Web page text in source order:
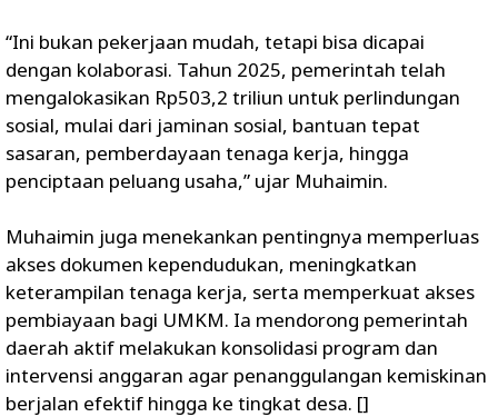
“Ini bukan pekerjaan mudah, tetapi bisa dicapai
dengan kolaborasi. Tahun 2025, pemerintah telah
mengalokasikan Rp503,2 triliun untuk perlindungan
sosial, mulai dari jaminan sosial, bantuan tepat
sasaran, pemberdayaan tenaga kerja, hingga
penciptaan peluang usaha,” ujar Muhaimin.
Muhaimin juga menekankan pentingnya memperluas
akses dokumen kependudukan, meningkatkan
keterampilan tenaga kerja, serta memperkuat akses
pembiayaan bagi UMKM. Ia mendorong pemerintah
daerah aktif melakukan konsolidasi program dan
intervensi anggaran agar penanggulangan kemiskinan
berjalan efektif hingga ke tingkat desa. []